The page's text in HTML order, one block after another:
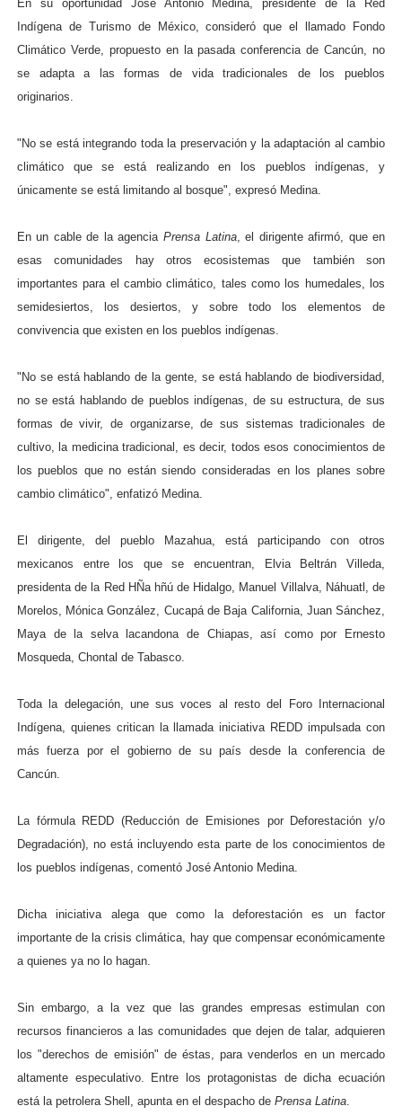
En su oportunidad José Antonio Medina, presidente de la Red
Indígena de Turismo de México, consideró que el llamado Fondo
Climático Verde, propuesto en la pasada conferencia de Cancún, no
se adapta a las formas de vida tradicionales de los pueblos
originarios.
"No se está integrando toda la preservación y la adaptación al cambio
climático que se está realizando en los pueblos indígenas, y
únicamente se está limitando al bosque", expresó Medina.
En un cable de la agencia Prensa Latina, el dirigente afirmó, que en
esas comunidades hay otros ecosistemas que también son
importantes para el cambio climático, tales como los humedales, los
semidesiertos, los desiertos, y sobre todo los elementos de
convivencia que existen en los pueblos indígenas.
"No se está hablando de la gente, se está hablando de biodiversidad,
no se está hablando de pueblos indígenas, de su estructura, de sus
formas de vivir, de organizarse, de sus sistemas tradicionales de
cultivo, la medicina tradicional, es decir, todos esos conocimientos de
los pueblos que no están siendo consideradas en los planes sobre
cambio climático", enfatizó Medina.
El dirigente, del pueblo Mazahua, está participando con otros
mexicanos entre los que se encuentran, Elvia Beltrán Villeda,
presidenta de la Red HÑa hñú de Hidalgo, Manuel Villalva, Náhuatl, de
Morelos, Mónica González, Cucapá de Baja California, Juan Sánchez,
Maya de la selva lacandona de Chiapas, así como por Ernesto
Mosqueda, Chontal de Tabasco.
Toda la delegación, une sus voces al resto del Foro Internacional
Indígena, quienes critican la llamada iniciativa REDD impulsada con
más fuerza por el gobierno de su país desde la conferencia de
Cancún.
La fórmula REDD (Reducción de Emisiones por Deforestación y/o
Degradación), no está incluyendo esta parte de los conocimientos de
los pueblos indígenas, comentó José Antonio Medina.
Dicha iniciativa alega que como la deforestación es un factor
importante de la crisis climática, hay que compensar económicamente
a quienes ya no lo hagan.
Sin embargo, a la vez que las grandes empresas estimulan con
recursos financieros a las comunidades que dejen de talar, adquieren
los "derechos de emisión" de éstas, para venderlos en un mercado
altamente especulativo. Entre los protagonistas de dicha ecuación
está la petrolera Shell, apunta en el despacho de Prensa Latina.